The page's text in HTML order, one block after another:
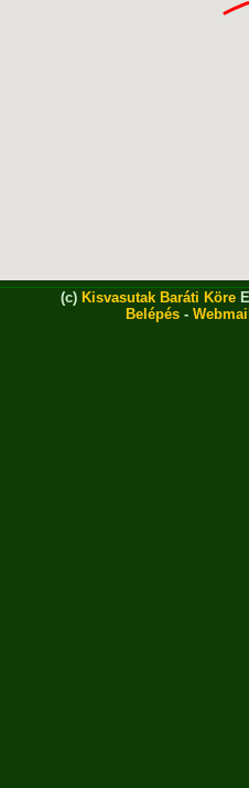
(c) Kisvasutak Baráti Köre
Belépés -